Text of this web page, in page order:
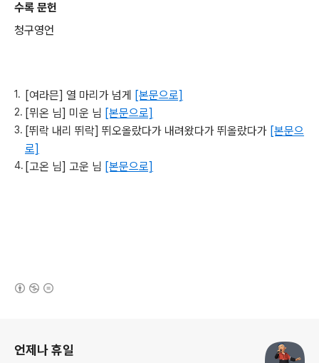
수록 문헌
청구영언
[여라믄] 열 마리가 넘게
[본문으로]
[뮈온 님] 미운 님 [본문으로]
[뛰락 내리 뛰락] 뛰오올랐다가 내려왔다가 뛰올랐다가 [본문으
로]
[고온 님] 고운 님 [본문으로]
언제나 휴일